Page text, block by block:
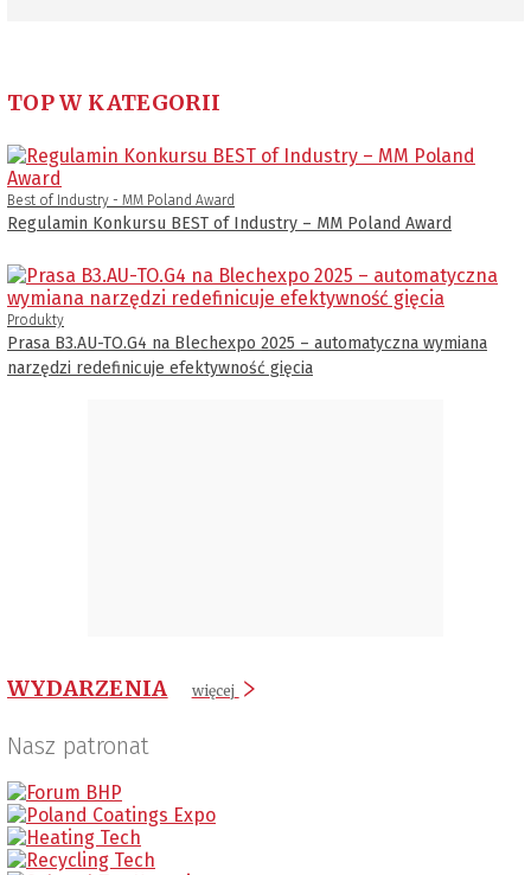
TOP W KATEGORII
Best of Industry - MM Poland Award
Regulamin Konkursu BEST of Industry – MM Poland Award
Produkty
Prasa B3.AU-TO.G4 na Blechexpo 2025 – automatyczna wymiana
narzędzi redefinicuje efektywność gięcia
WYDARZENIA więcej
Nasz patronat